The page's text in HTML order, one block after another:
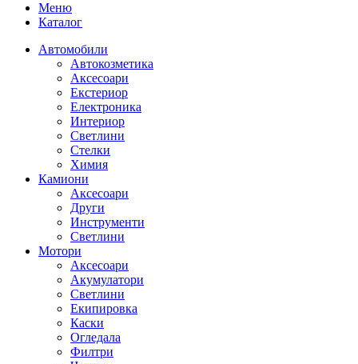
Меню
Каталог
Автомобили
Автокозметика
Аксесоари
Екстериор
Електроника
Интериор
Светлини
Стелки
Химия
Камиони
Аксесоари
Други
Инструменти
Светлини
Мотори
Аксесоари
Акумулатори
Светлини
Екипировка
Каски
Огледала
Филтри